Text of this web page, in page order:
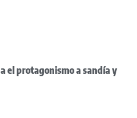
el protagonismo a sandía y